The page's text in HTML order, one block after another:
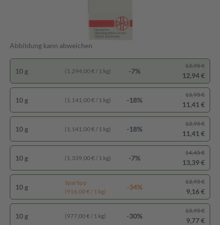
Abbildung kann abweichen
10 g (1.294,00 € / 1 kg) -7%
13,95 €
12,94 €
10 g (1.141,00 € / 1 kg) -18%
13,95 €
11,41 €
10 g (1.141,00 € / 1 kg) -18%
13,95 €
11,41 €
10 g (1.339,00 € / 1 kg) -7%
14,45 €
13,39 €
10 g
Spartipp
(916,00 € / 1 kg)
-34%
13,95 €
9,16 €
10 g (977,00 € / 1 kg) -30%
13,95 €
9,77 €